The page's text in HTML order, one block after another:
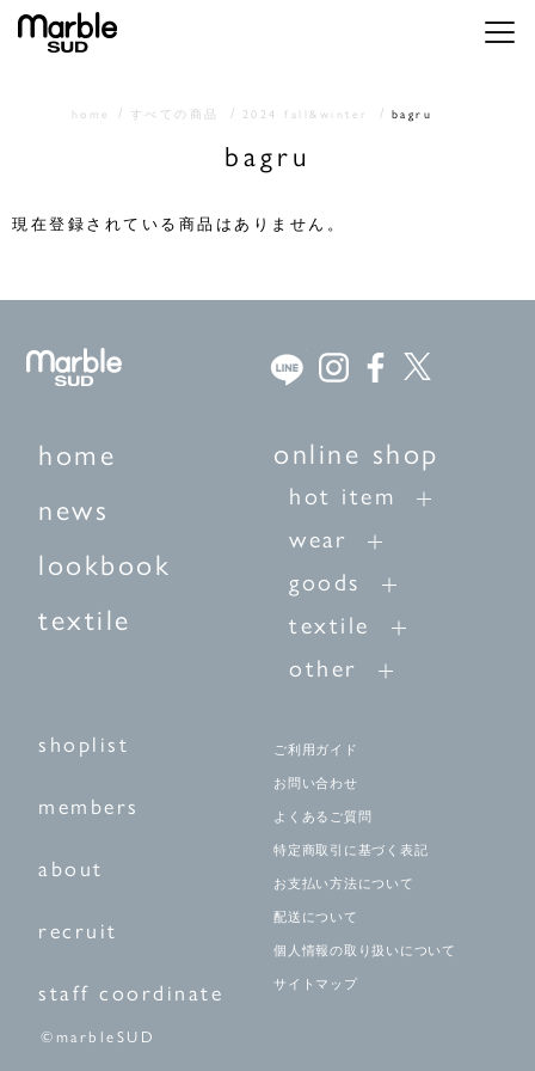
メニ
home すべての商品 2024 fall&winter bagru
bagru
現在登録されている商品はありません。
home
news
lookbook
textile
online shop
hot item
wear
goods
textile
other
shoplist
members
about
recruit
staff coordinate
ご利用ガイド
お問い合わせ
よくあるご質問
特定商取引に基づく表記
お支払い方法について
配送について
個人情報の取り扱いについて
サイトマップ
©marbleSUD